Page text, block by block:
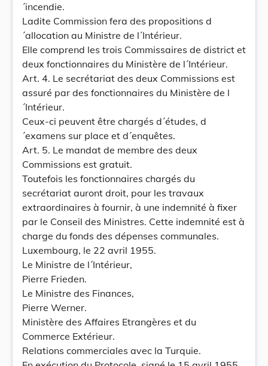
´incendie.
Ladite Commission fera des propositions d
´allocation au Ministre de l´Intérieur.
Elle comprend les trois Commissaires de district et
deux fonctionnaires du Ministère de l´Intérieur.
Art. 4. Le secrétariat des deux Commissions est
assuré par des fonctionnaires du Ministère de l
´Intérieur.
Ceux-ci peuvent être chargés d´études, d
´examens sur place et d´enquêtes.
Art. 5. Le mandat de membre des deux
Commissions est gratuit.
Toutefois les fonctionnaires chargés du
secrétariat auront droit, pour les travaux
extraordinaires à fournir, à une indemnité à fixer
par le Conseil des Ministres. Cette indemnité est à
charge du fonds des dépenses communales.
Luxembourg, le 22 avril 1955.
Le Ministre de l´Intérieur,
Pierre Frieden.
Le Ministre des Finances,
Pierre Werner.
Ministère des Affaires Etrangères et du
Commerce Extérieur.
Relations commerciales avec la Turquie.